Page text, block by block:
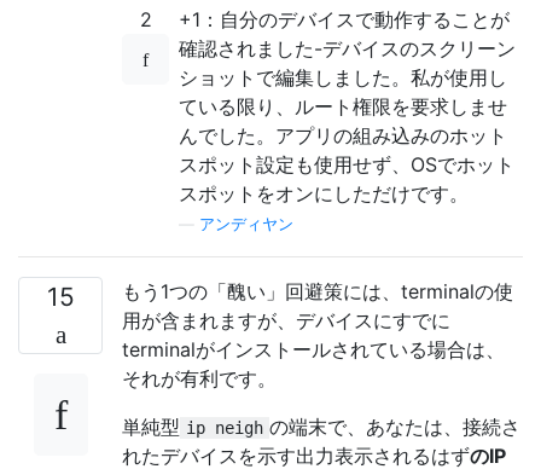
2
+1：自分のデバイスで動作することが
確認されました-デバイスのスクリーン
ショットで編集しました。私が使用し
ている限り、ルート権限を要求しませ
んでした。アプリの組み込みのホット
スポット設定も使用せず、OSでホット
スポットをオンにしただけです。
アンディヤン
15
もう1つの「醜い」回避策には、terminalの使
用が含まれますが、デバイスにすでに
terminalがインストールされている場合は、
それが有利です。
単純型 ip neigh の端末で、あなたは、接続さ
れたデバイスを示す出力表示されるはずのIP